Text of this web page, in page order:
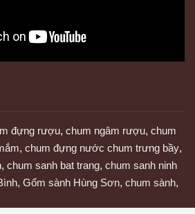
đựng rượu, chum ngâm rượu, chum
, chum đựng nước chum trưng bầy,
, chum sanh bat trang, chum sanh ninh
, Gốm sành Hùng Sơn, chum sành,